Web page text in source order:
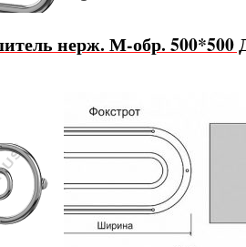
нерж. М-обр. 500*500